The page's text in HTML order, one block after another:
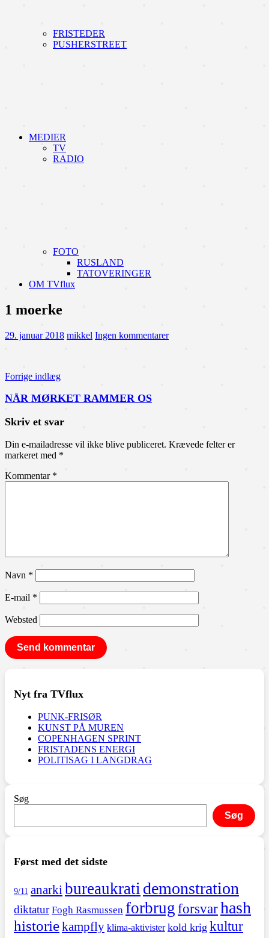
FRISTEDER
PUSHERSTREET
MEDIER
TV
RADIO
FOTO
RUSLAND
TATOVERINGER
OM TVflux
1 moerke
29. januar 2018 mikkel Ingen kommentarer
Indlægsnavigation
Forrige indlæg
NÅR MØRKET RAMMER OS
Skriv et svar
Din e-mailadresse vil ikke blive publiceret. Krævede felter er
markeret med *
Kommentar *
Navn *
E-mail *
Websted
Nyt fra TVflux
PUNK-FRISØR
KUNST PÅ MUREN
COPENHAGEN SPRINT
FRISTADENS ENERGI
POLITISAG I LANGDRAG
Søg
Søg
Først med det sidste
9/11 anarki bureaukrati demonstration
diktatur Fogh Rasmussen forbrugforsvarhash
historiekampfly klima-aktivister kold krig kultur